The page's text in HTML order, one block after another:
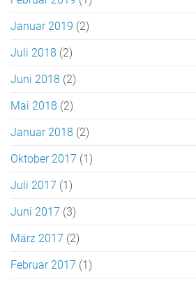
Januar 2019 (2)
Juli 2018 (2)
Juni 2018 (2)
Mai 2018 (2)
Januar 2018 (2)
Oktober 2017 (1)
Juli 2017 (1)
Juni 2017 (3)
März 2017 (2)
Februar 2017 (1)